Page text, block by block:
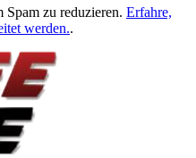
Spam zu reduzieren. Erfahre,
werden..